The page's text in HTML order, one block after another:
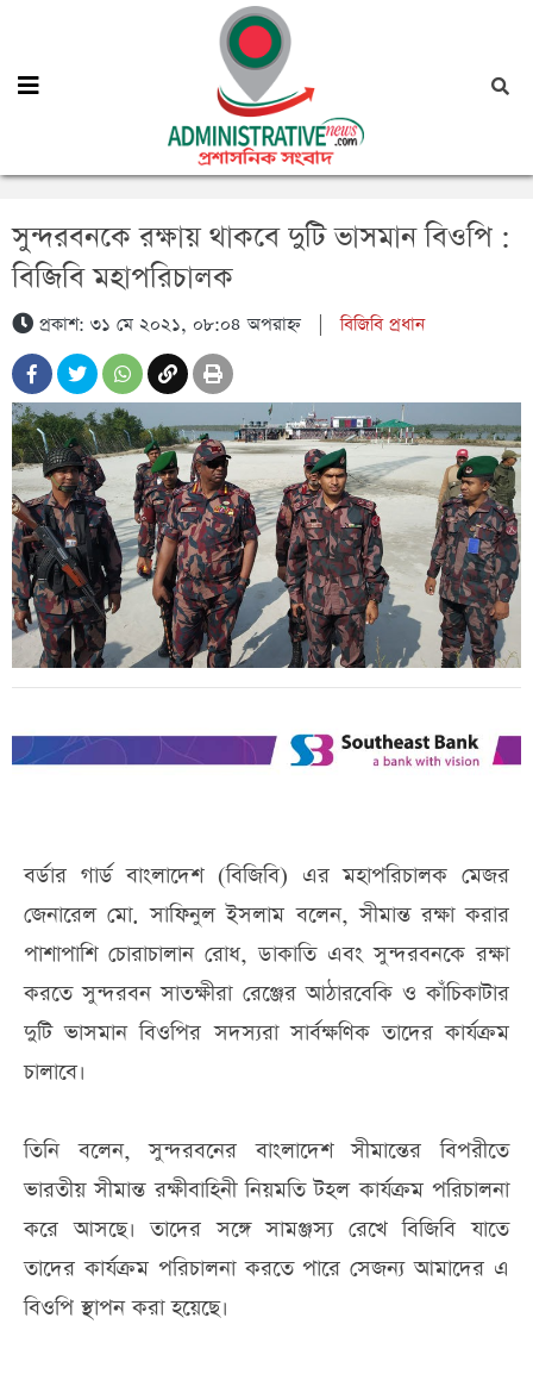
সুন্দরবনকে রক্ষায় থাকবে দুটি ভাসমান বিওপি :
বিজিবি মহাপরিচালক
প্রকাশ: ৩১ মে ২০২১, ০৮:০৪ অপরাহ্ন|বিজিবি প্রধান
বর্ডার গার্ড বাংলাদেশ (বিজিবি) এর মহাপরিচালক মেজর
জেনারেল মো. সাফিনুল ইসলাম বলেন, সীমান্ত রক্ষা করার
পাশাপাশি চোরাচালান রোধ, ডাকাতি এবং সুন্দরবনকে রক্ষা
করতে সুন্দরবন সাতক্ষীরা রেঞ্জের আঠারবেকি ও কাঁচিকাটার
দুটি ভাসমান বিওপির সদস্যরা সার্বক্ষণিক তাদের কার্যক্রম
চালাবে।
তিনি বলেন, সুন্দরবনের বাংলাদেশ সীমান্তের বিপরীতে
ভারতীয় সীমান্ত রক্ষীবাহিনী নিয়মতি টহল কার্যক্রম পরিচালনা
করে আসছে। তাদের সঙ্গে সামঞ্জস্য রেখে বিজিবি যাতে
তাদের কার্যক্রম পরিচালনা করতে পারে সেজন্য আমাদের এ
বিওপি স্থাপন করা হয়েছে।